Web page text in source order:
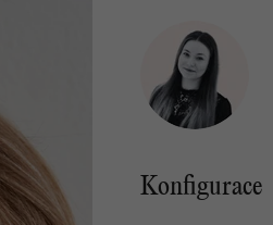
Konfigurace